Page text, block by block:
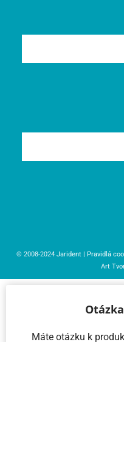
© 2008-2024 Jarident | Pravidlá
Art
Máte otázku k